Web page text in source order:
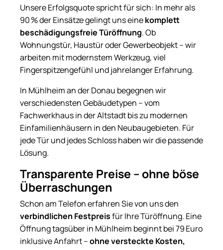
Unsere Erfolgsquote spricht für sich: In mehr als
90 % der Einsätze gelingt uns einekomplett
beschädigungsfreie Türöffnung. Ob
Wohnungstür, Haustür oder Gewerbeobjekt – wir
arbeiten mit modernstem Werkzeug, viel
Fingerspitzengefühl und jahrelanger Erfahrung.
In Mühlheim an der Donau begegnen wir
verschiedensten Gebäudetypen – vom
Fachwerkhaus in der Altstadt bis zu modernen
Einfamilienhäusern in den Neubaugebieten. Für
jede Tür und jedes Schloss haben wir die passende
Lösung.
Transparente Preise – ohne böse
Überraschungen
Schon am Telefon erfahren Sie von uns den
verbindlichen Festpreisfür Ihre Türöffnung. Eine
Öffnung tagsüber in Mühlheim beginnt bei 79 Euro
inklusive Anfahrt –ohne versteckte Kosten,